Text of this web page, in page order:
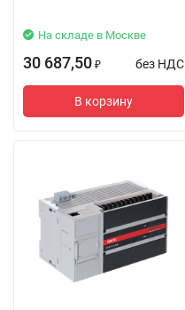
На складе в Москве
30 687,50 ₽ без НДС
В корзину